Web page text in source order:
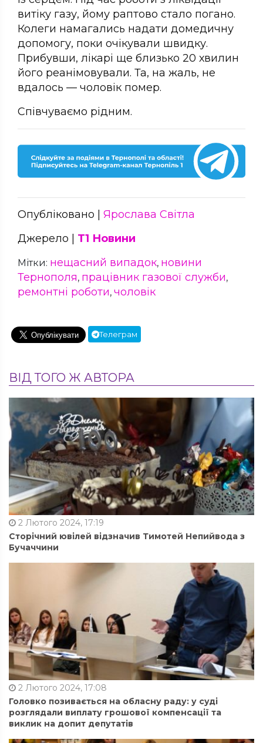
витіку газу, йому раптово стало погано.
Колеги намагались надати домедичну
допомогу, поки очікували швидку.
Прибувши, лікарі ще близько 20 хвилин
його реанімовували. Та, на жаль, не
вдалось — чоловік помер.
Співчуваємо рідним.
Опубліковано | Ярослава Світла
Джерело | Т1 Новини
Мітки: нещасний випадок, новини
Тернополя, працівник газової служби,
ремонтні роботи, чоловік
Телеграм
ВІД ТОГО Ж АВТОРА
2 Лютого 2024, 17:19
Сторічний ювілей відзначив Тимотей Непийвода з
Бучаччини
2 Лютого 2024, 17:08
Головко позивається на обласну раду: у суді
розглядали виплату грошової компенсації та
виклик на допит депутатів